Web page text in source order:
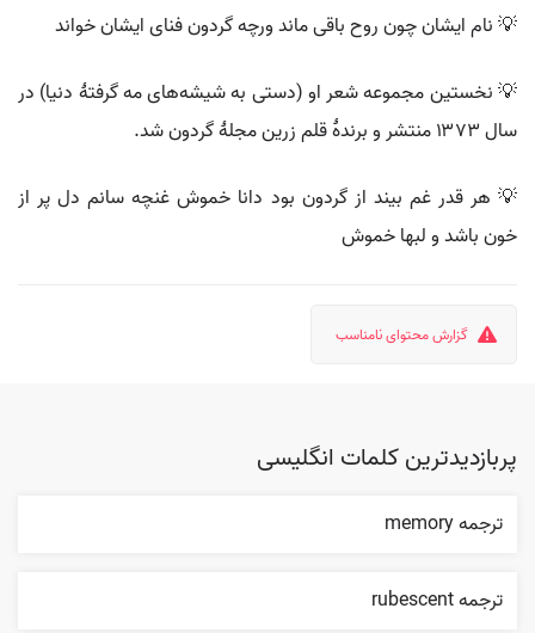
💡 نام ایشان چون روح باقی ماند ورچه گردون فنای ایشان خواند
💡 نخستین مجموعه شعر او (دستی به شیشه‌های مه گرفتهٔ دنیا) در
سال ۱۳۷۳ منتشر و برندهٔ قلم زرین مجلهٔ گردون شد.
💡 هر قدر غم بیند از گردون بود دانا خموش غنچه سانم دل پر از
خون باشد و لبها خموش
گزارش محتوای نامناسب
پربازدیدترین کلمات انگلیسی
ترجمه memory
ترجمه rubescent